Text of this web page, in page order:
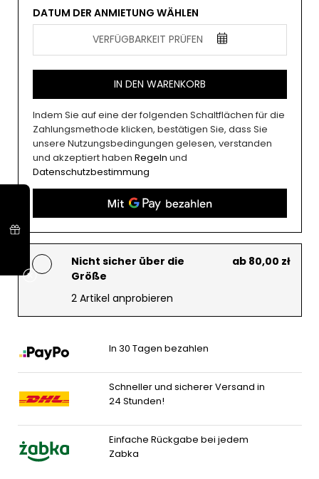
DATUM DER ANMIETUNG WÄHLEN
VERFÜGBARKEIT PRÜFEN
IN DEN WARENKORB
Indem Sie auf eine der folgenden Schaltflächen für die
Zahlungsmethode klicken, bestätigen Sie, dass Sie
unsere Nutzungsbedingungen gelesen, verstanden
und akzeptiert haben Regeln und
Datenschutzbestimmung
Nicht sicher über die
Größe
ab 80,00 zł
2 Artikel anprobieren
In 30 Tagen bezahlen
Schneller und sicherer Versand in
24 Stunden!
Einfache Rückgabe bei jedem
Zabka